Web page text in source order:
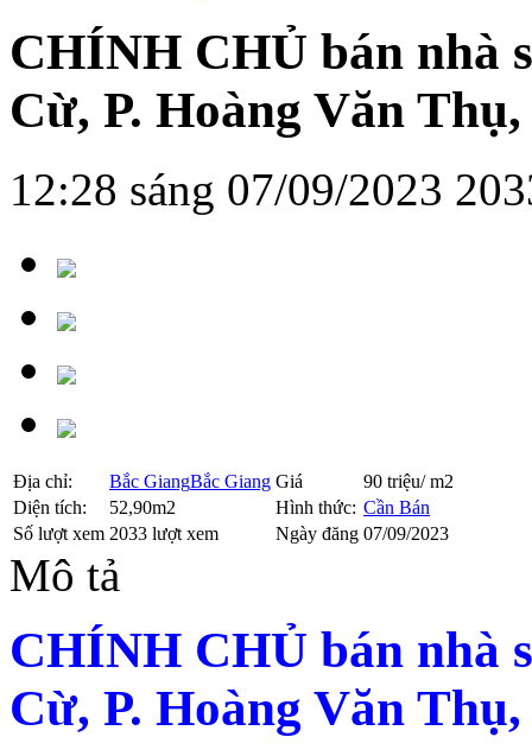
CHÍNH CHỦ bán nhà
Cừ, P. Hoàng Văn
12:28 sáng 07/09/2023
Địa chỉ: Bắc GiangBắc Giang Giá
90 triệu/ m2
Diện tích:
52,90m2 Hình thức: Cần Bán
Số lượt xem 2033 lượt xem Ngày đăng 07/09/2023
Mô tả
CHÍNH CHỦ bán nhà
Cừ, P. Hoàng Văn